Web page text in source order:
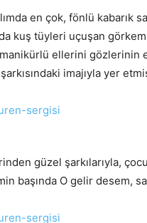
en çok, fönlü kabarık
kuş tüyleri uçuşan
ellerini
imajıyla yer
güzel şarkılarıyla,
başında O gelir desem,